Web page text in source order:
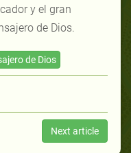
de Dios.
de Dios
Next article